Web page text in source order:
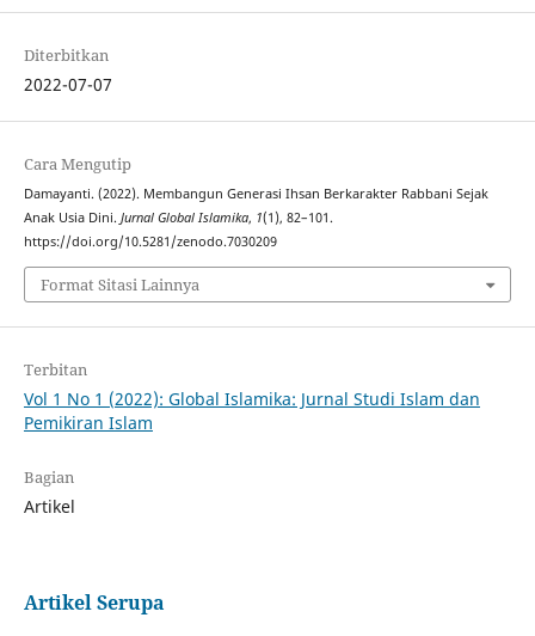
Diterbitkan
2022-07-07
Cara Mengutip
Damayanti. (2022). Membangun Generasi Ihsan Berkarakter Rabbani Sejak
Anak Usia Dini. Jurnal Global Islamika, 1(1), 82–101.
https://doi.org/10.5281/zenodo.7030209
Format Sitasi Lainnya
Terbitan
Vol 1 No 1 (2022): Global Islamika: Jurnal Studi Islam dan
Pemikiran Islam
Bagian
Artikel
Artikel Serupa